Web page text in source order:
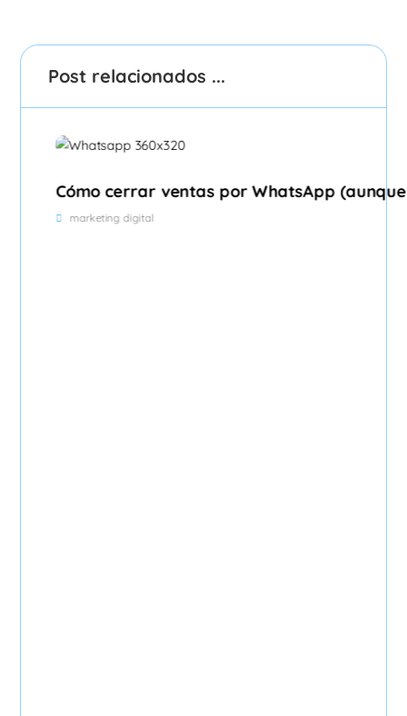
Post relacionados ...
Cómo cerrar ventas por WhatsApp
marketing digital